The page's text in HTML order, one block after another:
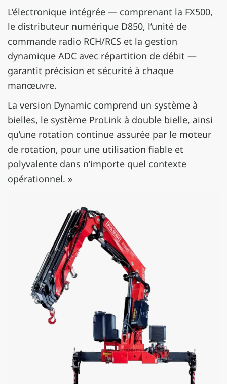
L’électronique intégrée — comprenant la FX500,
le distributeur numérique D850, l’unité de
commande radio RCH/RCS et la gestion
dynamique ADC avec répartition de débit —
garantit précision et sécurité à chaque
manœuvre.
La version Dynamic comprend un système à
bielles, le système ProLink à double bielle, ainsi
qu’une rotation continue assurée par le moteur
de rotation, pour une utilisation fiable et
polyvalente dans n’importe quel contexte
opérationnel. »